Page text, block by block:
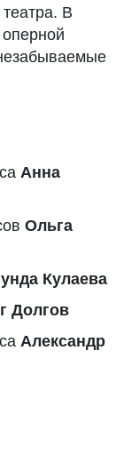
В
Анна
Ольга
Кулаева
Долгов
Александр